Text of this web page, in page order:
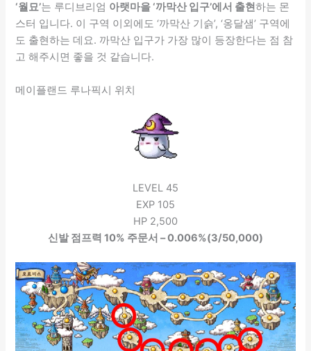
‘월묘’는 루디브리엄 아랫마을 ‘까막산 입구’에서 출현하는 몬
스터 입니다. 이 구역 이외에도 ‘까막산 기슭’, ‘옹달샘’ 구역에
도 출현하는 데요. 까막산 입구가 가장 많이 등장한다는 점 참
고 해주시면 좋을 것 같습니다.
메이플랜드 루나픽시 위치
LEVEL 45
EXP 105
HP 2,500
신발 점프력 10% 주문서 – 0.006%(3/50,000)